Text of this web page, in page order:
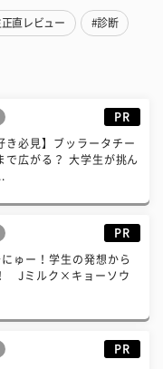
直レビュー #診断
PR
き必見】ブッラータチー
で広がる？ 大学生が挑ん
PR
ゅー！学生の発想から
Jミルク×キョーソウ
PR